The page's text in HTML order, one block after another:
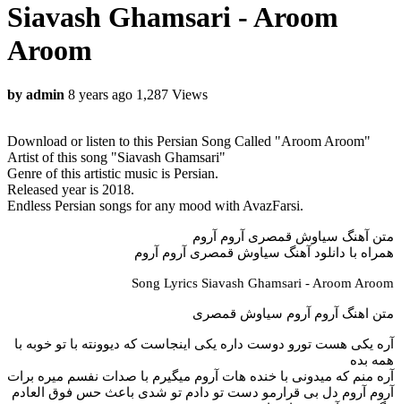
Siavash Ghamsari - Aroom
Aroom
by admin 8 years ago 1,287 Views
Download or listen to this Persian Song Called "Aroom Aroom"
Artist of this song "Siavash Ghamsari"
Genre of this artistic music is Persian.
Released year is 2018.
Endless Persian songs for any mood with AvazFarsi.
متن آهنگ سیاوش قمصری آروم آروم
همراه با دانلود آهنگ سیاوش قمصری آروم آروم
Song Lyrics Siavash Ghamsari - Aroom Aroom
متن اهنگ آروم آروم سیاوش قمصری
آره یکی هست تورو دوست داره یکی اینجاست که دیوونته با تو خوبه با
همه بده
آره منم که میدونی با خنده هات آروم میگیرم با صدات نفسم میره برات
آروم آروم دل بی قرارمو دست تو دادم تو شدی باعث حس فوق العادم